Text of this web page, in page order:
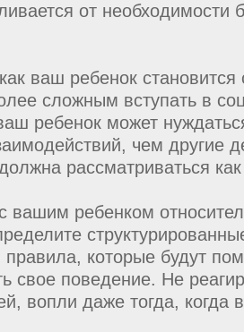
от необходимости
ваш ребенок
сложным вступать в
ребенок может
чем другие
рассматриваться
вашим ребенком
которые будут
свое поведение. Не
вопли даже тогда, когда